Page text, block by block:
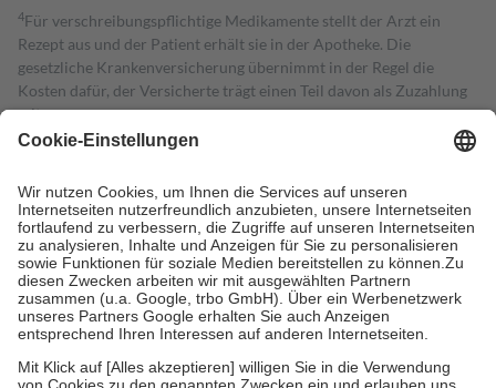
4Für verschreibungspflichtige Medikamente stellt der Arzt ein
Rezept aus und der Patient erhält sie in der Apotheke. Die
gesetzliche Krankenversicherung übernimmt in der Regel die
Kosten dafür, der Versicherte trägt einen Teil davon als Zuzahlung
mit.
Grundsätzlich leisten Mitglieder Zuzahlungen in Höhe von zehn
höchstens zehn Euro.
Es sind jedoch nie mehr als die tatsächlichen
Kosten der Leistung zu entrichten.
Diese Regeln gelten grundsätzlich auch für Online-Apotheken.
Bei Heilmitteln und häuslicher Krankenpflege beträgt die
Zuzahlung zehn Prozent der Kosten sowie zehn Euro je
Verordnung.
Um das Engagement der Versicherten für ihre eigene Gesundheit zu
stärken und die besondere Stellung der Familie zu unterstützen,
fallenkeine Zuzahlungenan bei: